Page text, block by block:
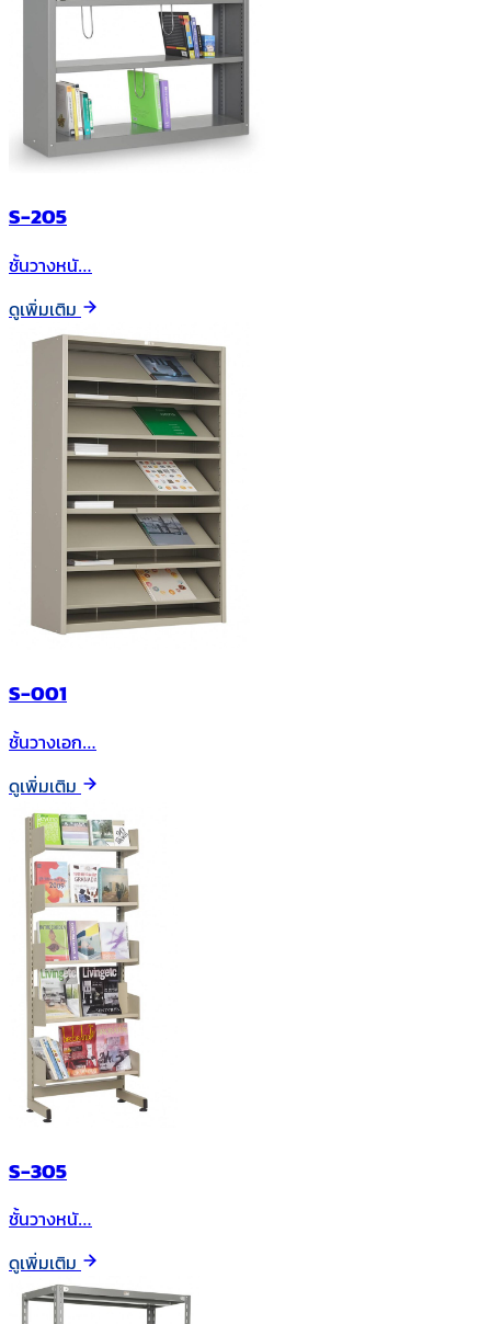
S-205
ชั้นวางหนั…
ดูเพิ่มเติม
S-001
ชั้นวางเอก…
ดูเพิ่มเติม
S-305
ชั้นวางหนั…
ดูเพิ่มเติม